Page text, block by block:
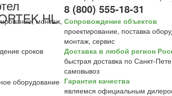
HL
8 (800) 555-18-31
Сопровождение объектов
проектирование, поставка
монтаж, сервис
Доставка в любой регион
быстрая доставка по Санкт-
самовывоз
Гарантия качества
являемся официальным